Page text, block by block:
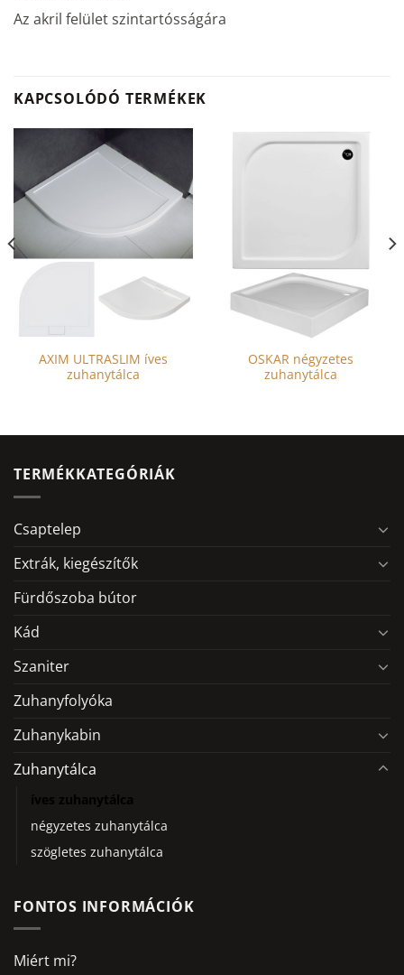
Az akril felület szintartósságára
KAPCSOLÓDÓ TERMÉKEK
AXIM ULTRASLIM íves
zuhanytálca
OSKAR négyzetes
zuhanytálca
TERMÉKKATEGÓRIÁK
Csaptelep
Extrák, kiegészítők
Fürdőszoba bútor
Kád
Szaniter
Zuhanyfolyóka
Zuhanykabin
Zuhanytálca
íves zuhanytálca
négyzetes zuhanytálca
szögletes zuhanytálca
FONTOS INFORMÁCIÓK
Miért mi?